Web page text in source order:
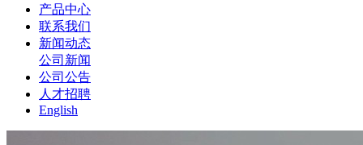
产品中心
联系我们
新闻动态
公司新闻
公司公告
人才招聘
English